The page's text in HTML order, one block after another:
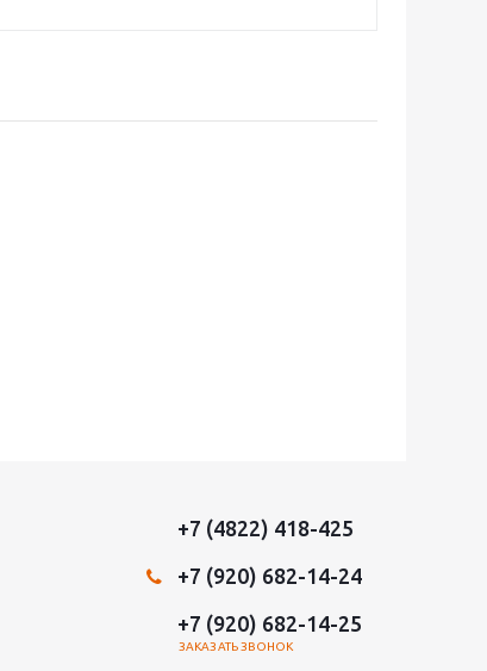
+7 (4822) 418-425
+7 (920) 682-14-24
+7 (920) 682-14-25
ЗАКАЗАТЬ ЗВОНОК